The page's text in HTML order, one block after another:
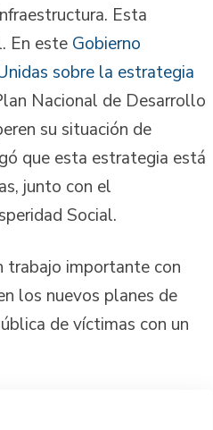
Esta
En este Gobierno
sobre la estrategia
Nacional de Desarrollo
su situación de
que esta estrategia está
junto con el
Social.
trabajo importante con
los nuevos planes de
de víctimas con un